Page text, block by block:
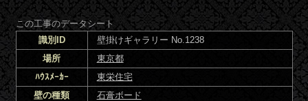
この工事のデータシート
識別ID
壁掛けギャラリー No.1238
場所
東京都
ﾊｳｽﾒｰｶｰ
東栄住宅
壁の種類
石膏ボード